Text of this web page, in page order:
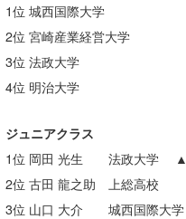
1位 城西国際大学
2位 宮崎産業経営大学
3位 法政大学
4位 明治大学
ジュニアクラス
1位 岡田 光生 法政大学 ▲
2位 古田 龍之助 上総高校
3位 山口 大介 城西国際大学
ライター/寄稿メディア
Core Surf Japan
メディア